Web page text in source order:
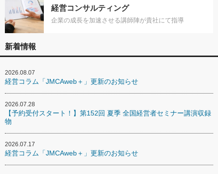
経営コンサルティング
企業の成長を加速させる講師陣が貴社にて指導
新着情報
2026.08.07
経営コラム「JMCAweb＋」更新のお知らせ
2026.07.28
【予約受付スタート！】第152回 夏季 全国経営者セミナー講演収録
物
2026.07.17
経営コラム「JMCAweb＋」更新のお知らせ